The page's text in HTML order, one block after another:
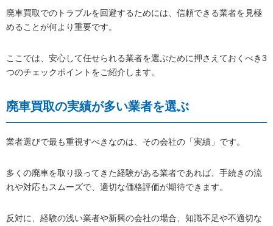
廃車買取でのトラブルを回避するためには、信頼できる業者を見極
めることが何より重要です。
ここでは、安心して任せられる業者を選ぶために押さえておくべき3
つのチェックポイントをご紹介します。
廃車買取の実績が多い業者を選ぶ
業者選びで最も重視すべきなのは、その会社の「実績」です。
多くの廃車を取り扱ってきた経験がある業者であれば、手続きの流
れや対応もスムーズで、適切な価格評価が期待できます。
反対に、経験の浅い業者や新興の会社の場合、知識不足や不適切な